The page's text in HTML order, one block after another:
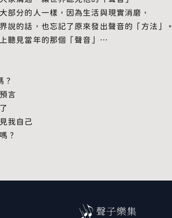
部分的人一樣，因為生活與現實消磨，
說的話，也忘記了原來發出聲音的「方法」。
聽見當年的那個「聲音」…
言
我自己
？
聲子樂集